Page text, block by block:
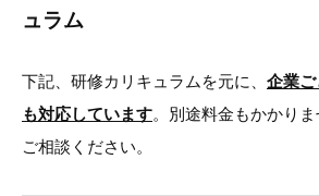
ュラム
下記、研修カリキュラムを元に、 企業
も対応しています。別途料金もかかり
ご相談ください。